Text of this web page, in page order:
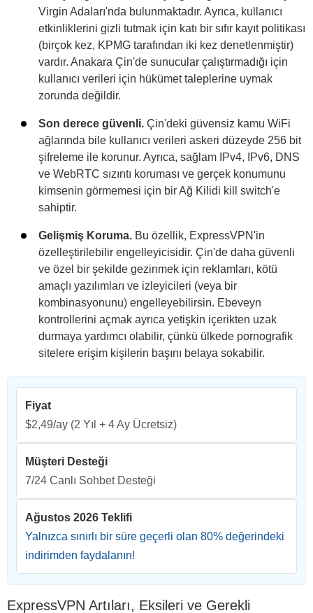
Virgin Adaları'nda bulunmaktadır. Ayrıca, kullanıcı
etkinliklerini gizli tutmak için katı bir sıfır kayıt politikası
(birçok kez, KPMG tarafından iki kez denetlenmiştir)
vardır. Anakara Çin'de sunucular çalıştırmadığı için
kullanıcı verileri için hükümet taleplerine uymak
zorunda değildir.
Son derece güvenli. Çin'deki güvensiz kamu WiFi
ağlarında bile kullanıcı verileri askeri düzeyde 256 bit
şifreleme ile korunur. Ayrıca, sağlam IPv4, IPv6, DNS
ve WebRTC sızıntı koruması ve gerçek konumunu
kimsenin görmemesi için bir Ağ Kilidi kill switch'e
sahiptir.
Gelişmiş Koruma. Bu özellik, ExpressVPN'in
özelleştirilebilir engelleyicisidir. Çin'de daha güvenli
ve özel bir şekilde gezinmek için reklamları, kötü
amaçlı yazılımları ve izleyicileri (veya bir
kombinasyonunu) engelleyebilirsin. Ebeveyn
kontrollerini açmak ayrıca yetişkin içerikten uzak
durmaya yardımcı olabilir, çünkü ülkede pornografik
sitelere erişim kişilerin başını belaya sokabilir.
Fiyat
$2,49/ay (2 Yıl + 4 Ay Ücretsiz)
Müşteri Desteği
7/24 Canlı Sohbet Desteği
Ağustos 2026 Teklifi
Yalnızca sınırlı bir süre geçerli olan 80% değerindeki
indirimden faydalanın!
ExpressVPN Artıları, Eksileri ve Gerekli